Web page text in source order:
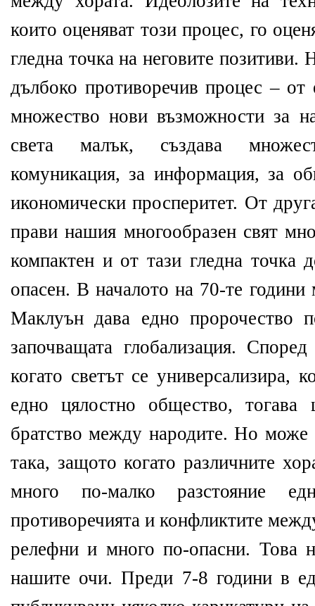
които оценяват този процес, го
гледна точка на неговите позитиви.
дълбоко противоречив процес – от
множество нови възможности за
света малък, създава
комуникация, за информация, за
икономически просперитет. От
прави нашия многообразен свят
компактен и от тази гледна точка
опасен. В началото на 70-те
Маклуън дава едно пророчество
започващата глобализация.
когато светът се универсализира,
едно цялостно общество, тогава
братство между народите. Но може
така, защото когато различните
много по-малко разстояние
противоречията и конфликтите
релефни и много по-опасни. Това
нашите очи. Преди 7-8 години в